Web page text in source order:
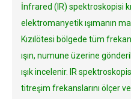
İnfrared (IR) spektroskopisi
elektromanyetik ışımanın
Kızılötesi bölgede tüm
ışın, numune üzerine
ışık incelenir. IR
titreşim frekanslarını ölçer